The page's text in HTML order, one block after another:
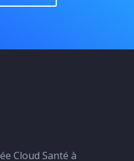
Cloud Santé à